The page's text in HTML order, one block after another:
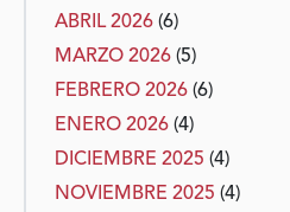
ABRIL 2026 (6)
MARZO 2026 (5)
FEBRERO 2026 (6)
ENERO 2026 (4)
DICIEMBRE 2025 (4)
NOVIEMBRE 2025 (4)